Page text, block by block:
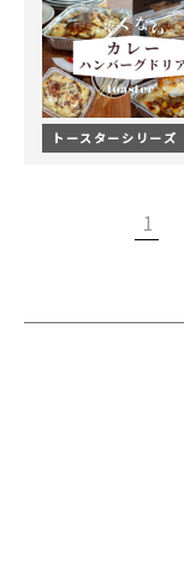
トースターシリーズ
1